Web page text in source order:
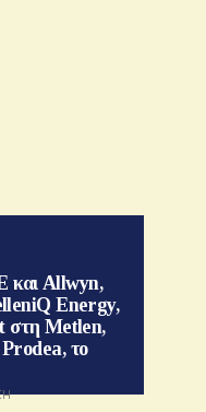
Allwyn,
Energy,
στη Metlen,
το